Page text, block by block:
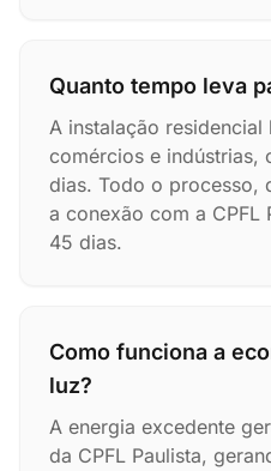
Quanto tempo leva
A instalação residencial
comércios e indústrias,
dias. Todo o processo,
a conexão com a CPFL
45 dias.
Como funciona a
luz?
A energia excedente
da CPFL Paulista,